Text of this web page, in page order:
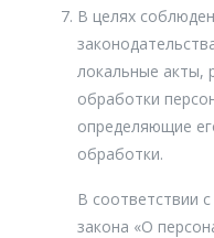
В целях
локальные акты,
обработки
определяющие
обработки.
В соответствии с
закона «О